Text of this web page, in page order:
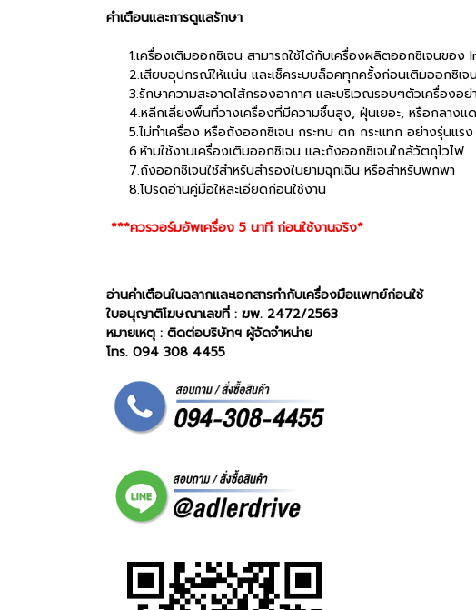
คำเตือนและการดูแลรักษา
1.เครื่องเติมออกซิเจน สามารถใช้ได้กับเครื่องผลิตออกซิเจนขอ
2.เสียบอุปกรณ์ให้แน่น และเช็คระบบล็อคทุกครั้งก่อนเติมออกซิเจ
3.รักษาความสะอาดไส้กรองอากาศ และบริเวณรอบๆตัวเครื่องอย่
4.หลีกเลี่ยงพื้นที่วางเครื่องที่มีความชื้นสูง, ฝุ่นเยอะ, หรือกลางแ
5.ไม่ทำเครื่อง หรือถังออกซิเจน กระทบ ตก กระแทก อย่างรุ่นแรง
6.ห้ามใช้งานเครื่องเติมออกซิเจน และถังออกซิเจนใกล้วัตถุไวไฟ
7.ถังออกซิเจนใช้สำหรับสำรองในยามฉุกเฉิน หรือสำหรับพกพา
8.โปรดอ่านคู่มือให้ละเอียดก่อนใช้งาน
***ควรวอร์มอัพเครื่อง 5 นาที ก่อนใช้งานจริง*
อ่านคำเตือนในฉลากและเอกสารกำกับเครื่องมือแพทย์ก่อนใช้
ใบอนุญาติโฆษณาเลขที่ : ฆพ. 2472/2563
หมายเหตุ : ติดต่อบริษัทฯ ผู้จัดจำหน่าย
โทร. 094 308 4455